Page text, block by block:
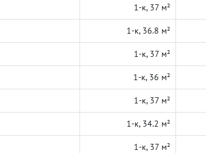
1-к, 37 м²
1-к, 36.8 м²
1-к, 37 м²
1-к, 36 м²
1-к, 37 м²
1-к, 34.2 м²
1-к, 37 м²